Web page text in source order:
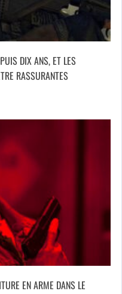
DIX ANS, ET LES
RASSURANTES
EN ARME DANS LE